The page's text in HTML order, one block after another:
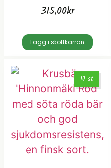
315,00kr
Lägg i skottkärran
10 st